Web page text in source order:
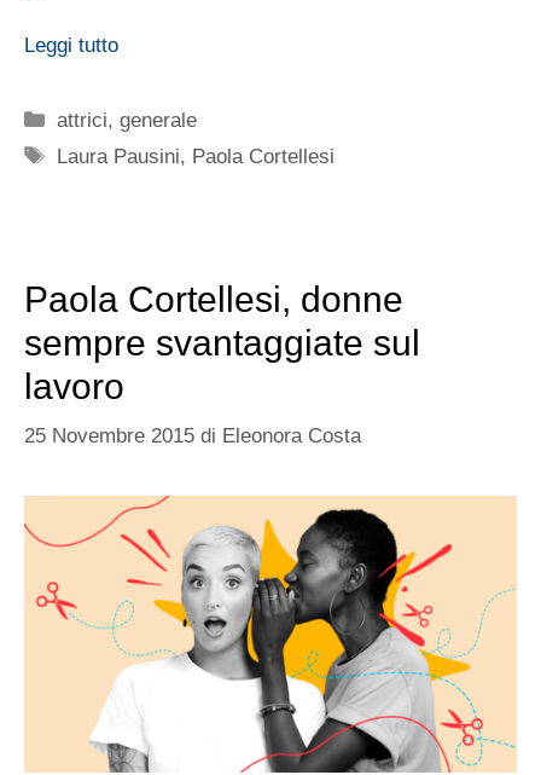
Leggi tutto
Categorie
attrici,generale
Tag
Laura Pausini, Paola Cortellesi
Paola Cortellesi, donne
sempre svantaggiate sul
lavoro
25 Novembre 2015 di Eleonora Costa